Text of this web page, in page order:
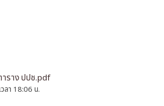
ราง ปปช.pdf
ลา 18:06 น.